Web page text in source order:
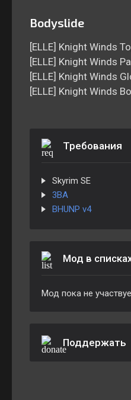
Bodyslide
[ELLE] Knight Winds
[ELLE] Knight Winds
[ELLE] Knight Winds
[ELLE] Knight Winds
Требования
Skyrim SE
3BA
BHUNP v4
Мод в
Мод пока не
Поддержать